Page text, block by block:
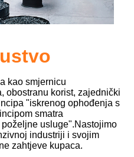
kao smjernicu
obostranu korist, zajednički
"iskrenog ophođenja s
smatra
usluge".Nastojimo
industriji i svojim
zahtjeve kupaca.